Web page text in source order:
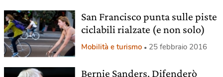
San Francisco punta sulle piste
ciclabili rialzate (e non solo)
Mobilità e turismo 25 febbraio 2016
Bernie Sanders. Difenderò